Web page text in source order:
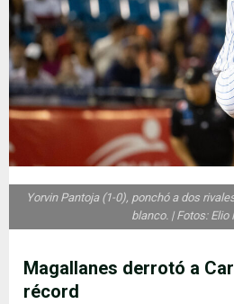
Magallanes derrotó a
récord
Yorvin Pantoja (1-0), ponchó a dos
blanco. | Fotos: Elio